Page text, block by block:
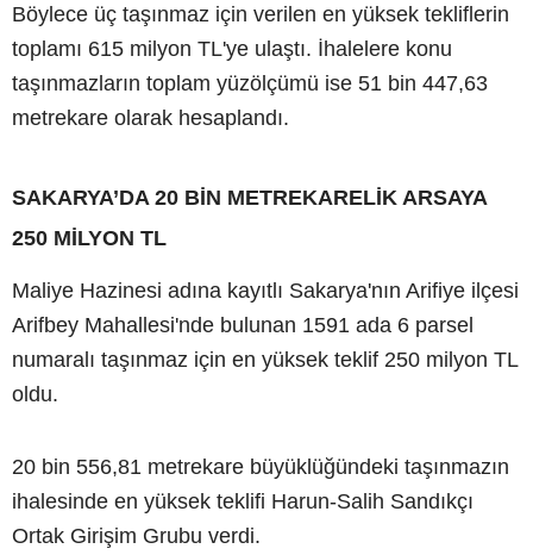
Böylece üç taşınmaz için verilen en yüksek tekliflerin
toplamı 615 milyon TL'ye ulaştı. İhalelere konu
taşınmazların toplam yüzölçümü ise 51 bin 447,63
metrekare olarak hesaplandı.
SAKARYA’DA 20 BİN METREKARELİK ARSAYA
250 MİLYON TL
Maliye Hazinesi adına kayıtlı Sakarya'nın Arifiye ilçesi
Arifbey Mahallesi'nde bulunan 1591 ada 6 parsel
numaralı taşınmaz için en yüksek teklif 250 milyon TL
oldu.
20 bin 556,81 metrekare büyüklüğündeki taşınmazın
ihalesinde en yüksek teklifi Harun-Salih Sandıkçı
Ortak Girişim Grubu verdi.